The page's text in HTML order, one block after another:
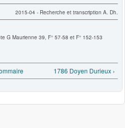
2015-04 - Recherche et transcription A. Dh.
G Maurienne 39, F° 57-58 et F° 152-153
1786 Doyen Durieux ›